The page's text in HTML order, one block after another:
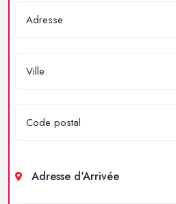
Adresse d'Arrivée